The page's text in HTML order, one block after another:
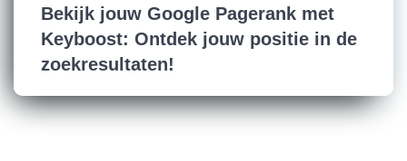
Bekijk jouw Google Pagerank met
Keyboost: Ontdek jouw positie in de
zoekresultaten!